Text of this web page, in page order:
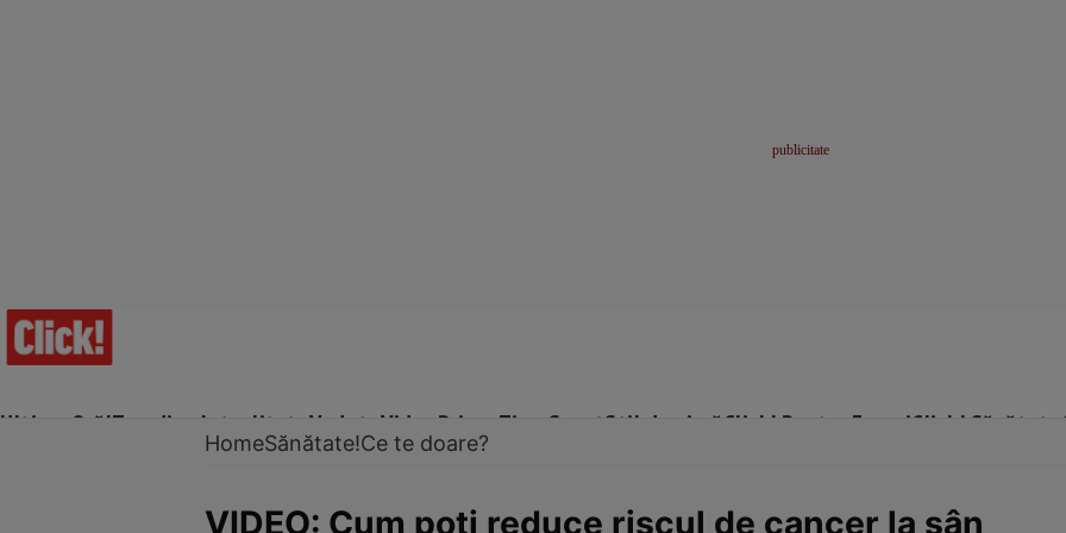
Ultima Oră!Trending Actualitate Vedete Video Prime Time SportStil de viațăClick! Pentru FemeiClick! Sănătate
HomeSănătate!Ce te doare?
VIDEO: Cum poţi reduce riscul de cancer la sân